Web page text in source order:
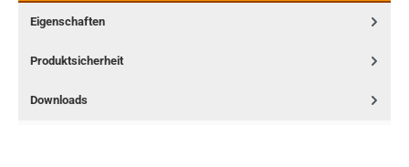
Eigenschaften
Produktsicherheit
Downloads